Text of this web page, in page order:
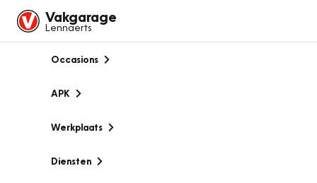
Vakgarage
Lennaerts
Occasions
APK
Werkplaats
Diensten